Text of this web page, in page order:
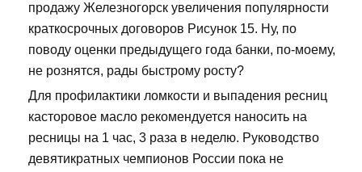
продажу Железногорск увеличения популярности
краткосрочных договоров Рисунок 15. Ну, по
поводу оценки предыдущего года банки, по-моему,
не рознятся, рады быстрому росту?
Для профилактики ломкости и выпадения ресниц
касторовое масло рекомендуется наносить на
ресницы на 1 час, 3 раза в неделю. Руководство
девятикратных чемпионов России пока не